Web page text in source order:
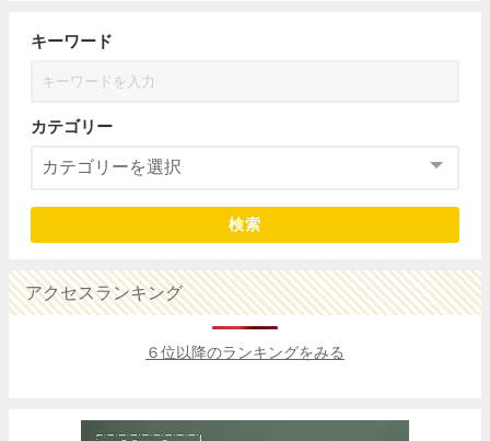
キーワード
カテゴリー
検索
アクセスランキング
６位以降のランキングをみる